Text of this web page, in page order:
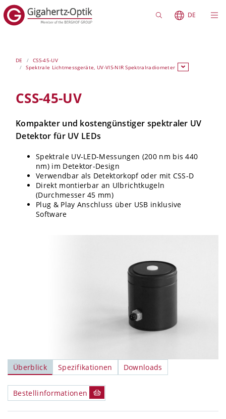
DE
DE
CSS-45-UV
Spektrale Lichtmessgeräte, UV-VIS-NIR Spektralradiometer
CSS-45-UV
Kompakter und kostengünstiger spektraler UV
Detektor für UV LEDs
Spektrale UV-LED-Messungen (200 nm bis 440
nm) im Detektor-Design
Verwendbar als Detektorkopf oder mit CSS-D
Direkt montierbar an Ulbrichtkugeln
(Durchmesser 45 mm)
Plug & Play Anschluss über USB inklusive
Software
Überblick Spezifikationen Downloads
Bestellinformationen